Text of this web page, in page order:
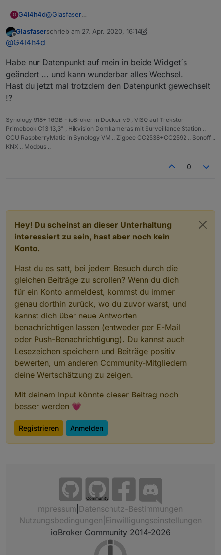
G G4l4h4d@Glasfaser
es wieder zum laufen bekomme
angezeigt
Offline
Glasfaserschrieb am 27. Apr. 2020, 16:14
zuletzt editiert von Glasfaser
@G4l4h4d
Habe nur Datenpunkt auf mein in beide Widget´s
geändert ... und kann wunderbar alles Wechsel.
Hast du jetzt mal trotzdem den Datenpunkt gewechselt
!?
Synology 918+ 16GB - ioBroker in Docker v9 , VISO auf Trekstor
Primebook C13 13,3" , Hikvision Domkameras mit Surveillance Station ..
CCU RaspberryMatic in Synology VM .. Zigbee CC2538+CC2592 .. Sonoff ..
KNX .. Modbus ..
0
Hey! Du scheinst an dieser Unterhaltung
interessiert zu sein, hast aber noch kein
Konto.
Hast du es satt, bei jedem Besuch durch die
gleichen Beiträge zu scrollen? Wenn du dich
für ein Konto anmeldest, kommst du immer
genau dorthin zurück, wo du zuvor warst, und
kannst dich über neue Antworten
benachrichtigen lassen (entweder per E-Mail
oder Push-Benachrichtigung). Du kannst auch
Lesezeichen speichern und Beiträge positiv
bewerten, um anderen Community-Mitgliedern
deine Wertschätzung zu zeigen.
Mit deinem Input könnte dieser Beitrag noch
besser werden 💗
Registrieren Anmelden
Community
Impressum Datenschutz-Bestimmungen
Nutzungsbedingungen Einwilligungseinstellungen
ioBroker Community 2014-2026